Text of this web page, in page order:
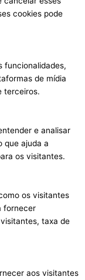
cookies pode
funcionalidades,
de mídia
terceiros.
e analisar
que ajuda a
os visitantes.
os visitantes
fornecer
taxa de
aos visitantes